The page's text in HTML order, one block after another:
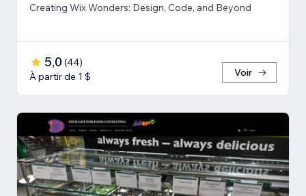
Creating Wix Wonders: Design, Code, and Beyond
5,0 (44)
À partir de 1 $
Voir